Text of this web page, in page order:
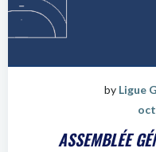
by Ligue
ASSEMBLÉE